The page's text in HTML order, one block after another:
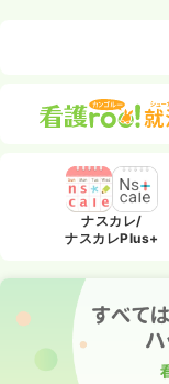
ナスカレ/
ナスカレPlus+